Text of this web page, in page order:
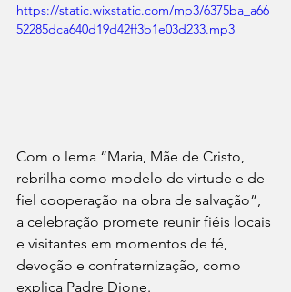
https://static.wixstatic.com/mp3/6375ba_a66
52285dca640d19d42ff3b1e03d233.mp3
Com o lema “Maria, Mãe de Cristo,
rebrilha como modelo de virtude e de
fiel cooperação na obra de salvação”,
a celebração promete reunir fiéis locais
e visitantes em momentos de fé,
devoção e confraternização, como
explica Padre Dione.